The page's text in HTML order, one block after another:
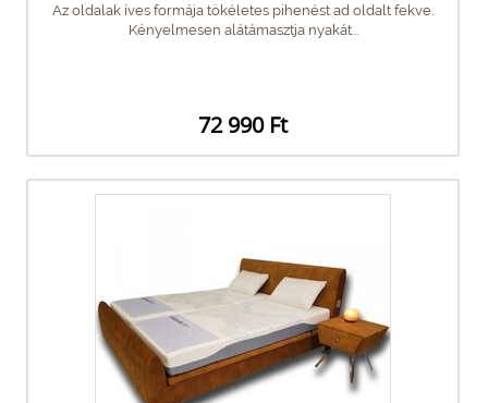
Az oldalak íves formája tökéletes pihenést ad oldalt fekve.
Kényelmesen alátámasztja nyakát...
72 990 Ft